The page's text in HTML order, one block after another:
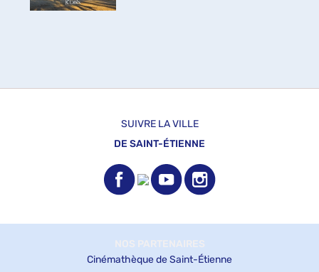
SUIVRE LA VILLE
DE SAINT-ÉTIENNE
NOS PARTENAIRES
Cinémathèque de Saint-Étienne